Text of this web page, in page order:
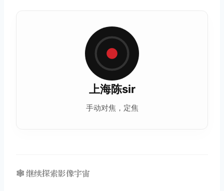
上海陈sir
手动对焦，定焦
🕸️ 继续探索影像宇宙